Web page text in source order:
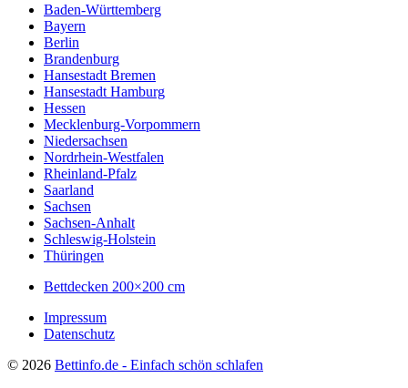
Baden-Württemberg
Bayern
Berlin
Brandenburg
Hansestadt Bremen
Hansestadt Hamburg
Hessen
Mecklenburg-Vorpommern
Niedersachsen
Nordrhein-Westfalen
Rheinland-Pfalz
Saarland
Sachsen
Sachsen-Anhalt
Schleswig-Holstein
Thüringen
Bettdecken 200×200 cm
Impressum
Datenschutz
© 2026 Bettinfo.de - Einfach schön schlafen